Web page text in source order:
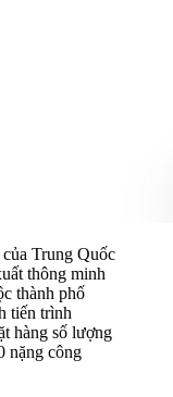
Trung Quốc
thông minh
thành phố
tiến trình
hàng số lượng
nặng công